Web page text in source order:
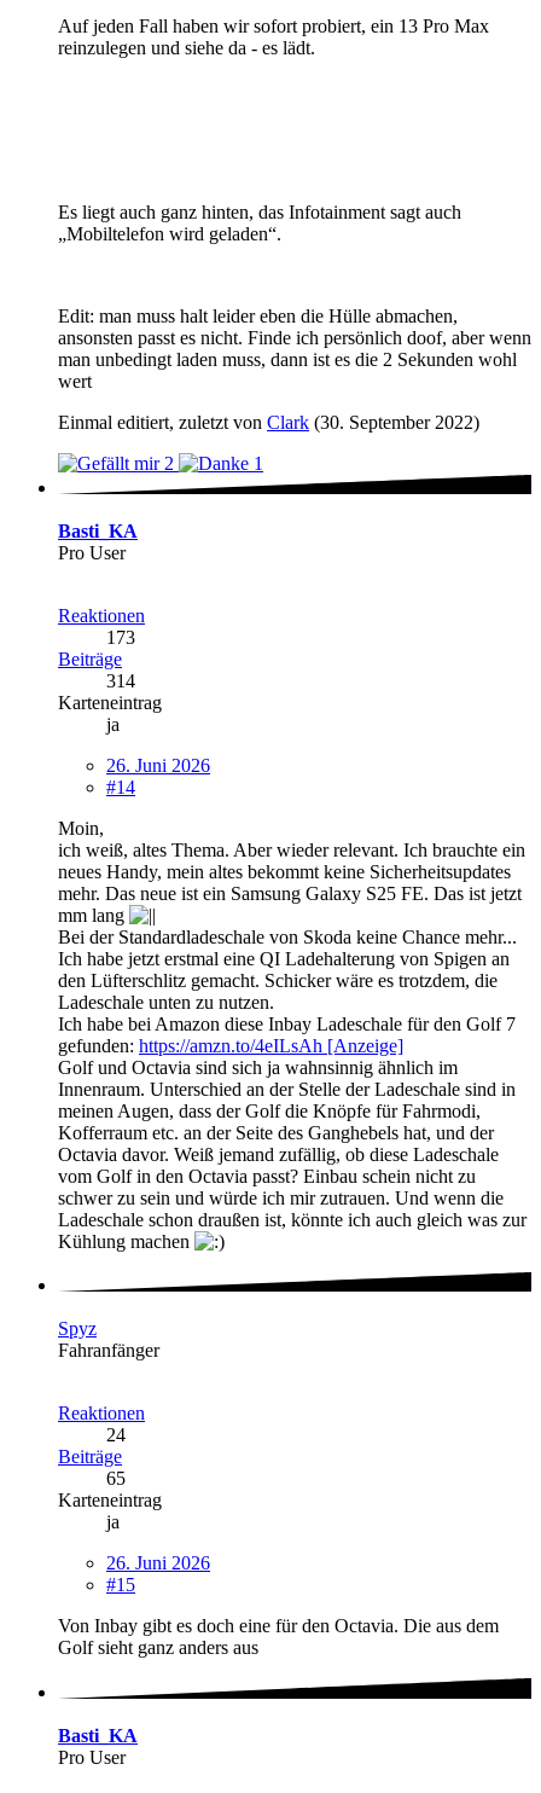
Auf jeden Fall haben wir sofort probiert, ein 13 Pro Max
reinzulegen und siehe da - es lädt.
Es liegt auch ganz hinten, das Infotainment sagt auch
„Mobiltelefon wird geladen“.
Edit: man muss halt leider eben die Hülle abmachen,
ansonsten passt es nicht. Finde ich persönlich doof, aber wenn
man unbedingt laden muss, dann ist es die 2 Sekunden wohl
wert
Einmal editiert, zuletzt von Clark (30. September 2022)
2
1
Basti_KA
Pro User
Reaktionen
173
Beiträge
314
Karteneintrag
ja
26. Juni 2026
#14
Moin,
ich weiß, altes Thema. Aber wieder relevant. Ich brauchte ein
neues Handy, mein altes bekommt keine Sicherheitsupdates
mehr. Das neue ist ein Samsung Galaxy S25 FE. Das ist jetzt
mm lang
Bei der Standardladeschale von Skoda keine Chance mehr...
Ich habe jetzt erstmal eine QI Ladehalterung von Spigen an
den Lüfterschlitz gemacht. Schicker wäre es trotzdem, die
Ladeschale unten zu nutzen.
Ich habe bei Amazon diese Inbay Ladeschale für den Golf 7
gefunden: https://amzn.to/4eILsAh [Anzeige]
Golf und Octavia sind sich ja wahnsinnig ähnlich im
Innenraum. Unterschied an der Stelle der Ladeschale sind in
meinen Augen, dass der Golf die Knöpfe für Fahrmodi,
Kofferraum etc. an der Seite des Ganghebels hat, und der
Octavia davor. Weiß jemand zufällig, ob diese Ladeschale
vom Golf in den Octavia passt? Einbau schein nicht zu
schwer zu sein und würde ich mir zutrauen. Und wenn die
Ladeschale schon draußen ist, könnte ich auch gleich was zur
Kühlung machen
Spyz
Fahranfänger
Reaktionen
24
Beiträge
65
Karteneintrag
ja
26. Juni 2026
#15
Von Inbay gibt es doch eine für den Octavia. Die aus dem
Golf sieht ganz anders aus
Basti_KA
Pro User